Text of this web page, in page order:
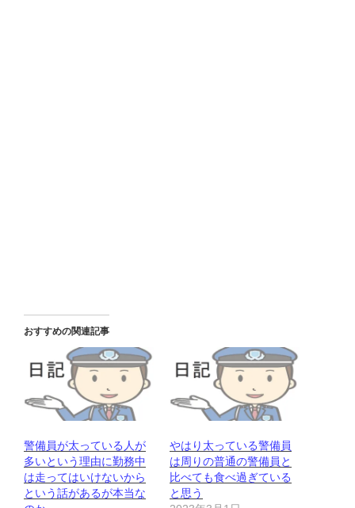
おすすめの関連記事
警備員が太っている人が
多いという理由に勤務中
は走ってはいけないから
という話があるが本当な
やはり太っている警備員
は周りの普通の警備員と
比べても食べ過ぎている
と思う